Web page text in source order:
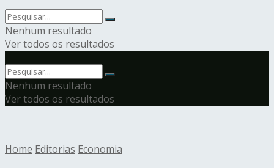
Nenhum resultado
Ver todos os resultados
Nenhum resultado
Ver todos os resultados
Home Editorias Economia